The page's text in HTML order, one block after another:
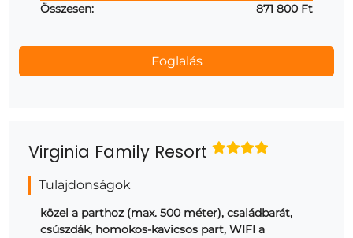
Virginia Family Resort
Tulajdonságok
közel a parthoz (max. 500 méter), családbarát,
csúszdák, homokos-kavicsos part, WIFI a
Összesen:
871 800 Ft